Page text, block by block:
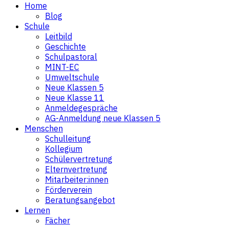
Home
Blog
Schule
Leitbild
Geschichte
Schulpastoral
MINT-EC
Umweltschule
Neue Klassen 5
Neue Klasse 11
Anmeldegespräche
AG-Anmeldung neue Klassen 5
Menschen
Schulleitung
Kollegium
Schülervertretung
Elternvertretung
Mitarbeiter:innen
Förderverein
Beratungsangebot
Lernen
Fächer